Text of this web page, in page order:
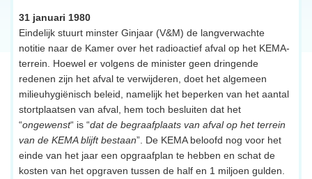
31 januari 1980
Eindelijk stuurt minster Ginjaar (V&M) de langverwachte
notitie naar de Kamer over het radioactief afval op het KEMA-
terrein. Hoewel er volgens de minister geen dringende
redenen zijn het afval te verwijderen, doet het algemeen
milieuhygiënisch beleid, namelijk het beperken van het aantal
stortplaatsen van afval, hem toch besluiten dat het
“ongewenst“ is “dat de begraafplaats van afval op het terrein
van de KEMA blijft bestaan”. De KEMA beloofd nog voor het
einde van het jaar een opgraafplan te hebben en schat de
kosten van het opgraven tussen de half en 1 miljoen gulden.